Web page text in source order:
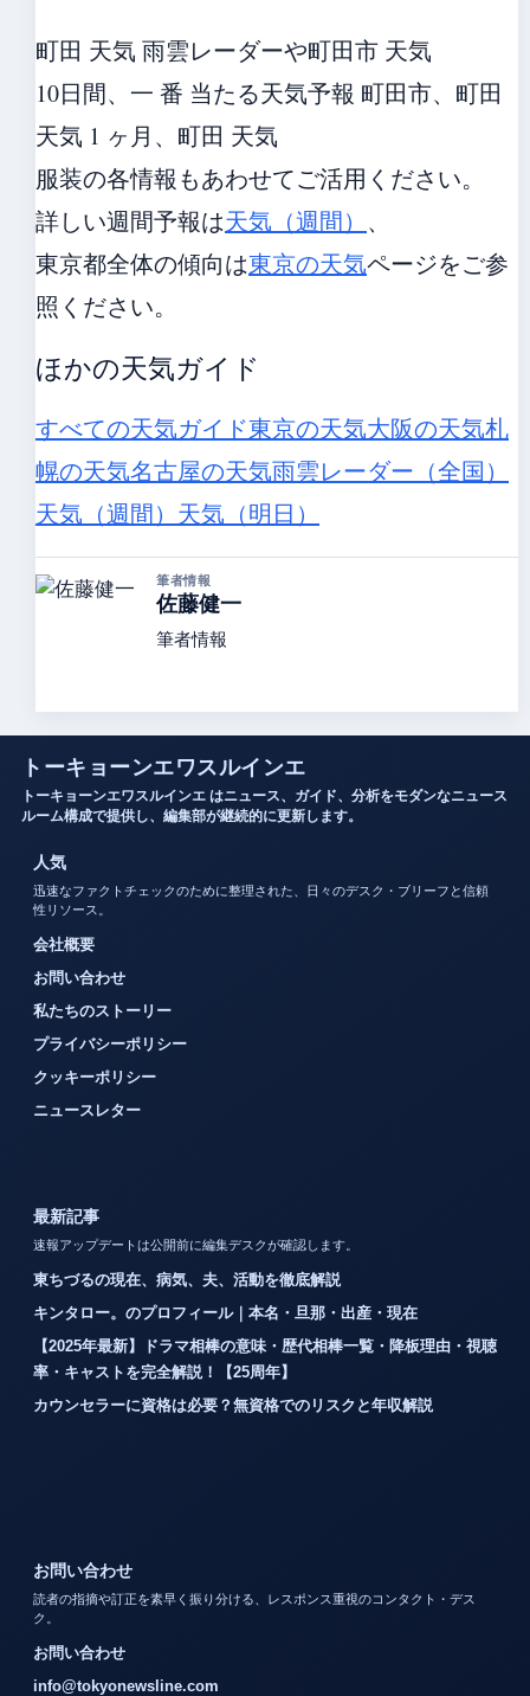
町田 天気 雨雲レーダーや町田市 天気
10日間、一 番 当たる天気予報 町田市、町田
天気 1 ヶ月、町田 天気
服装の各情報もあわせてご活用ください。
詳しい週間予報は天気（週間） 、
東京都全体の傾向は東京の天気ページをご参
照ください。
ほかの天気ガイド
すべての天気ガイド東京の天気大阪の天気札
幌の天気名古屋の天気雨雲レーダー（全国）
天気（週間） 天気（明日）
筆者情報
佐藤健一
筆者情報
トーキョーンエワスルインエ
トーキョーンエワスルインエ はニュース、ガイド、分析をモダンなニュース
ルーム構成で提供し、編集部が継続的に更新します。
人気
迅速なファクトチェックのために整理された、日々のデスク・ブリーフと信頼
性リソース。
会社概要
お問い合わせ
私たちのストーリー
プライバシーポリシー
クッキーポリシー
ニュースレター
最新記事
速報アップデートは公開前に編集デスクが確認します。
東ちづるの現在、病気、夫、活動を徹底解説
キンタロー。のプロフィール｜本名・旦那・出産・現在
【2025年最新】ドラマ相棒の意味・歴代相棒一覧・降板理由・視聴
率・キャストを完全解説！【25周年】
カウンセラーに資格は必要？無資格でのリスクと年収解説
お問い合わせ
読者の指摘や訂正を素早く振り分ける、レスポンス重視のコンタクト・デス
ク。
お問い合わせ
info@tokyonewsline.com